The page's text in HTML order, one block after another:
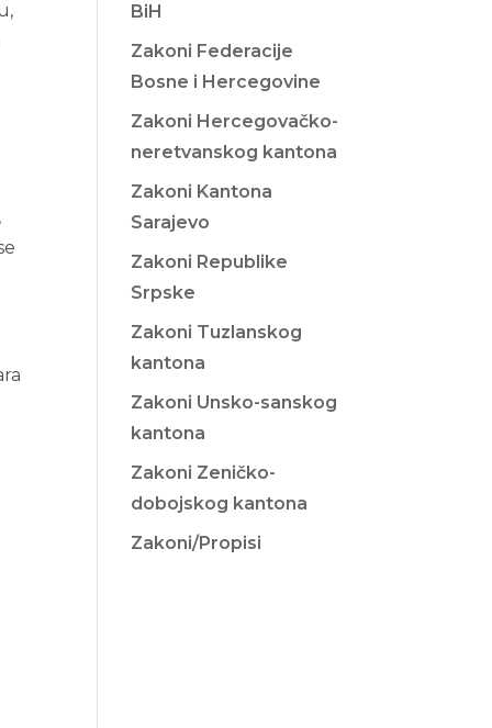
BiH
Zakoni Federacije
Bosne i Hercegovine
Zakoni Hercegovačko-
neretvanskog kantona
Zakoni Kantona
Sarajevo
Zakoni Republike
Srpske
Zakoni Tuzlanskog
kantona
Zakoni Unsko-sanskog
kantona
Zakoni Zeničko-
dobojskog kantona
Zakoni/Propisi